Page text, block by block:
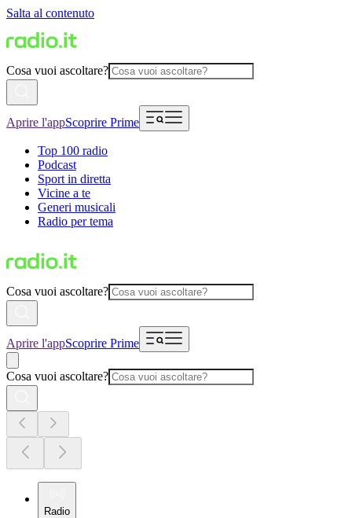
Salta al contenuto
Cosa vuoi ascoltare?
Aprire l'appScoprire Prime
Top 100 radio
Podcast
Sport in diretta
Vicine a te
Generi musicali
Radio per tema
Cosa vuoi ascoltare?
Aprire l'appScoprire Prime
Cosa vuoi ascoltare?
Radio